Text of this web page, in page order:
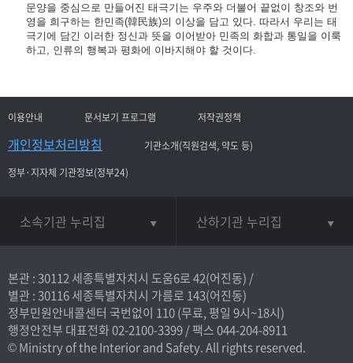
문양을 중심으로 만들어진 태극기는 우주와 더불어 끝없이 창조와 번
영을 희구하는 한민족(韓民族)의 이상을 담고 있다. 따라서 우리는 태
극기에 담긴 이러한 정신과 뜻을 이어받아 민족의 화합과 통일을 이룩
하고, 인류의 행복과 평화에 이바지해야 할 것이다.
이용안내 문서보기 프로그램 저작권정책
개인정보처리방침
기관소개(직원검색, 약도 등)
정부·지자체 기관정보(정부24)
소속기관 누리집 산하기관 누리집
본관 : 30112 세종특별자치시 도움6로 42(어진동) /
별관 : 30116 세종특별자치시 가름로 143(어진동)
정부민원안내콜센터 국번없이 110(무료, 평일 9시~18시)
행정안전부 대표전화02-2100-3399/ 팩스 044-204-8911
© Ministry of the Interior and Safety. All rights reserved.